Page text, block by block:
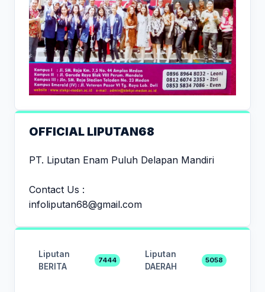
OFFICIAL LIPUTAN68
PT. Liputan Enam Puluh Delapan Mandiri
Contact Us :
infoliputan68@gmail.com
Liputan
BERITA
7444
Liputan
DAERAH
5058